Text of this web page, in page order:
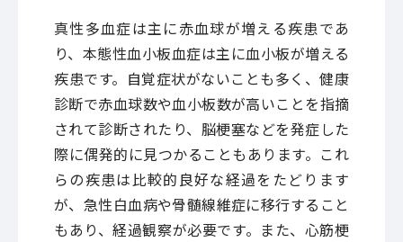
真性多血症は主に赤血球が増える疾患であ
り、本態性血小板血症は主に血小板が増える
疾患です。自覚症状がないことも多く、健康
診断で赤血球数や血小板数が高いことを指摘
されて診断されたり、脳梗塞などを発症した
際に偶発的に見つかることもあります。これ
らの疾患は比較的良好な経過をたどります
が、急性白血病や骨髄線維症に移行すること
もあり、経過観察が必要です。また、心筋梗